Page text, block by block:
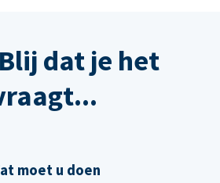
dat je het
moet u doen